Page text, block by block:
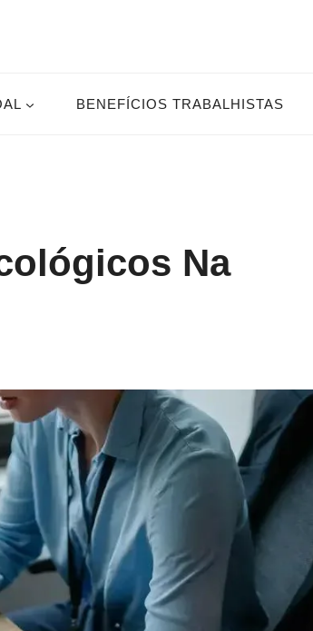
BENEFÍCIOS TRABALHISTAS
Na